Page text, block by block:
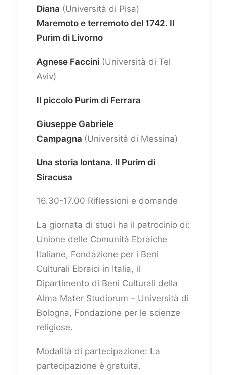
Diana (Università di Pisa)
Maremoto e terremoto del 1742. Il
Purim di Livorno
Agnese Faccini (Università di Tel
Aviv)
Il piccolo Purim di Ferrara
Giuseppe Gabriele
Campagna (Università di Messina)
Una storia lontana. Il Purim di
Siracusa
16.30-17.00 Riflessioni e domande
La giornata di studi ha il patrocinio di:
Unione delle Comunità Ebraiche
Italiane, Fondazione per i Beni
Culturali Ebraici in Italia, il
Dipartimento di Beni Culturali della
Alma Mater Studiorum – Università di
Bologna, Fondazione per le scienze
religiose.
Modalità di partecipazione: La
partecipazione è gratuita.